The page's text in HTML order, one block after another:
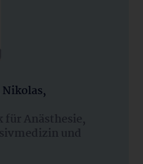
Anästhesie,
und